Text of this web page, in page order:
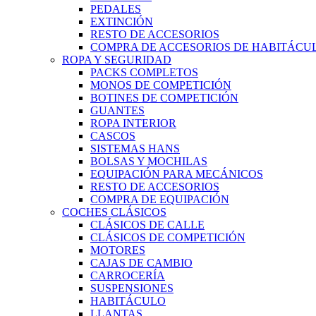
PEDALES
EXTINCIÓN
RESTO DE ACCESORIOS
COMPRA DE ACCESORIOS DE
ROPA Y SEGURIDAD
PACKS COMPLETOS
MONOS DE COMPETICIÓN
BOTINES DE COMPETICIÓN
GUANTES
ROPA INTERIOR
CASCOS
SISTEMAS HANS
BOLSAS Y MOCHILAS
EQUIPACIÓN PARA MECÁNICOS
RESTO DE ACCESORIOS
COMPRA DE EQUIPACIÓN
COCHES CLÁSICOS
CLÁSICOS DE CALLE
CLÁSICOS DE COMPETICIÓN
MOTORES
CAJAS DE CAMBIO
CARROCERÍA
SUSPENSIONES
HABITÁCULO
LLANTAS